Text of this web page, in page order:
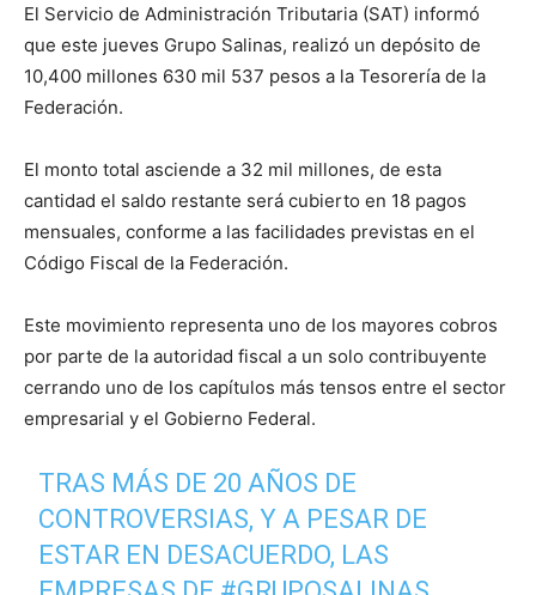
El Servicio de Administración Tributaria (SAT) informó
que este jueves Grupo Salinas, realizó un depósito de
10,400 millones 630 mil 537 pesos a la Tesorería de la
Federación.
El monto total asciende a 32 mil millones, de esta
cantidad el saldo restante será cubierto en 18 pagos
mensuales, conforme a las facilidades previstas en el
Código Fiscal de la Federación.
Este movimiento representa uno de los mayores cobros
por parte de la autoridad fiscal a un solo contribuyente
cerrando uno de los capítulos más tensos entre el sector
empresarial y el Gobierno Federal.
TRAS MÁS DE 20 AÑOS DE
CONTROVERSIAS, Y A PESAR DE
ESTAR EN DESACUERDO, LAS